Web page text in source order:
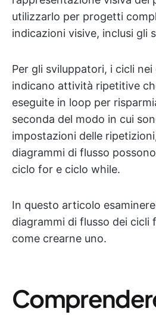
utilizzarlo per progetti
indicazioni visive, inclusi gli
Per gli sviluppatori, i cicli
indicano attività ripetitive
eseguite in loop per
seconda del modo in cui
impostazioni delle
diagrammi di flusso
ciclo for e ciclo while.
In questo articolo
diagrammi di flusso dei cicli
come crearne uno.